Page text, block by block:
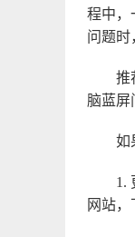
程中，
问题时
推
脑蓝屏
如
1.
网站，